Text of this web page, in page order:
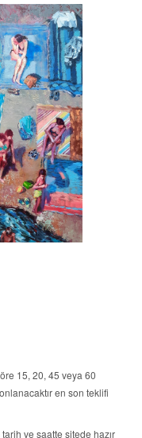
15, 20, 45 veya 60
en son teklifi
ve saatte sitede hazır